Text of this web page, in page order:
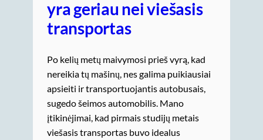
yra geriau nei viešasis
transportas
Po kelių metų maivymosi prieš vyrą, kad
nereikia tų mašinų, nes galima puikiausiai
apsieiti ir transportuojantis autobusais,
sugedo šeimos automobilis. Mano
įtikinėjimai, kad pirmais studijų metais
viešasis transportas buvo idealus